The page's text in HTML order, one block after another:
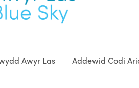
Awyr Las Addewid Codi